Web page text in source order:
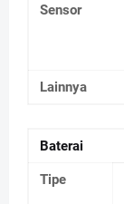
Sensor
Lainnya
Baterai
Tipe